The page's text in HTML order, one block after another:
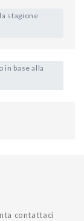
stagione
in base alla
contattaci